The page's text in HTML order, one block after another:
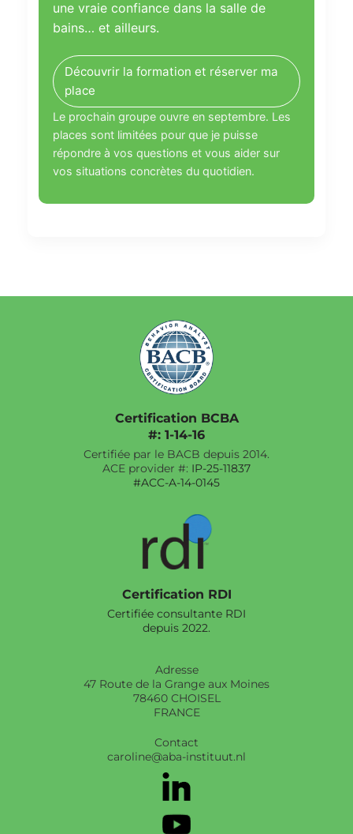
une vraie confiance dans la salle de
bains… et ailleurs.
Découvrir la formation et réserver ma
place
Le prochain groupe ouvre en septembre. Les
places sont limitées pour que je puisse
répondre à vos questions et vous aider sur
vos situations concrètes du quotidien.
Certification BCBA
#: 1-14-16
Certifiée par le BACB depuis 2014.
ACE provider #: IP-25-11837
#ACC-A-14-0145
Certification RDI
Certifiée consultante RDI
depuis 2022.
Adresse
47 Route de la Grange aux Moines
78460 CHOISEL
FRANCE
Contact
caroline@aba-instituut.nl